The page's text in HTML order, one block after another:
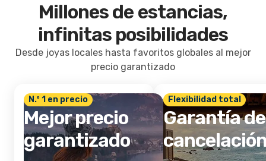
Millones de estancias,
infinitas posibilidades
Desde joyas locales hasta favoritos globales al mejor
precio garantizado
N.º 1 en precio
Mejor precio
garantizado
Flexibilidad total
Garantía de